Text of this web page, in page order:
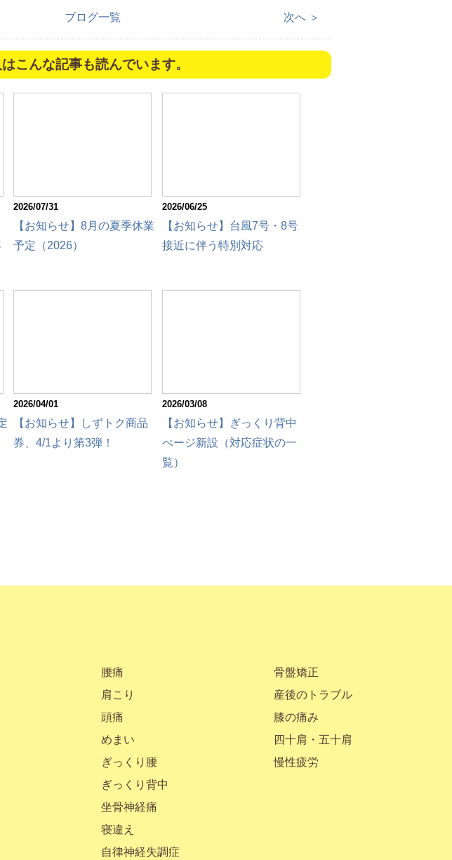
ブログ一覧 次へ ＞
こんな記事も読んでいます。
2026/07/31
【お知らせ】8月の夏季休業
予定（2026）
2026/06/25
【お知らせ】台風7号・8号
接近に伴う特別対応
2026/04/01
【お知らせ】しずトク商品
券、4/1より第3弾！
2026/03/08
【お知らせ】ぎっくり背中
ぺージ新設（対応症状の一
覧）
腰痛
肩こり
頭痛
めまい
ぎっくり腰
ぎっくり背中
坐骨神経痛
寝違え
自律神経失調症
骨盤矯正
産後のトラブル
膝の痛み
四十肩・五十肩
慢性疲労